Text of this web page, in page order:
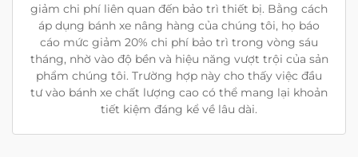
giảm chi phí liên quan đến bảo trì thiết bị. Bằng cách
áp dụng bánh xe nâng hàng của chúng tôi, họ báo
cáo mức giảm 20% chi phí bảo trì trong vòng sáu
tháng, nhờ vào độ bền và hiệu năng vượt trội của sản
phẩm chúng tôi. Trường hợp này cho thấy việc đầu
tư vào bánh xe chất lượng cao có thể mang lại khoản
tiết kiệm đáng kể về lâu dài.